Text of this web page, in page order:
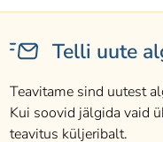
Telli uute
Teavitame sind uutest
Kui soovid jälgida vaid
teavitus küljeribalt.